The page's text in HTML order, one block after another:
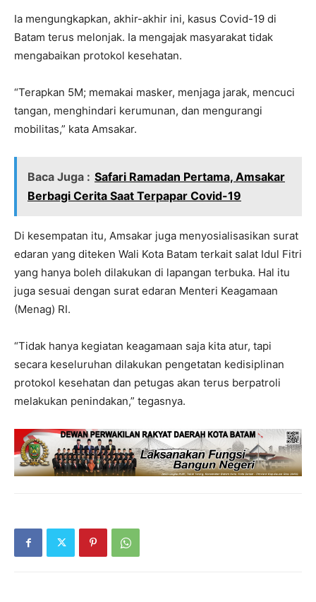
Ia mengungkapkan, akhir-akhir ini, kasus Covid-19 di
Batam terus melonjak. Ia mengajak masyarakat tidak
mengabaikan protokol kesehatan.
“Terapkan 5M; memakai masker, menjaga jarak, mencuci
tangan, menghindari kerumunan, dan mengurangi
mobilitas,” kata Amsakar.
Baca Juga : Safari Ramadan Pertama, Amsakar
Berbagi Cerita Saat Terpapar Covid-19
Di kesempatan itu, Amsakar juga menyosialisasikan surat
edaran yang diteken Wali Kota Batam terkait salat Idul Fitri
yang hanya boleh dilakukan di lapangan terbuka. Hal itu
juga sesuai dengan surat edaran Menteri Keagamaan
(Menag) RI.
“Tidak hanya kegiatan keagamaan saja kita atur, tapi
secara keseluruhan dilakukan pengetatan kedisiplinan
protokol kesehatan dan petugas akan terus berpatroli
melakukan penindakan,” tegasnya.